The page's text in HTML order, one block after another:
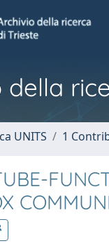
della
UNITS 1